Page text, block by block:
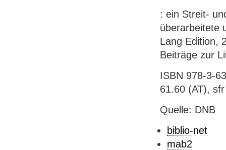
: ein Streit-
überarbeitete
Lang Edition,
Beiträge zur
ISBN 978-3-
61.60 (AT),
Quelle: DNB
biblio-net
mab2